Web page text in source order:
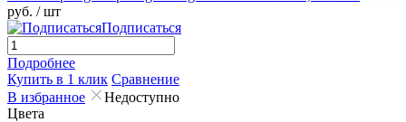
руб. / шт
Подписаться
Подробнее
Купить в 1 клик Сравнение
В избранное
Недоступно
Цвета